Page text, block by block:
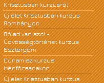
Krisztusban kurzusról
Új élet Krisztusban kurzus
Romhányon
Rólad van szó! -
Üdvösségtörténet kurzus,
Esztergom
Dünamisz kurzus
Ménfőcsanakon
Új élet Krisztusban kurzus